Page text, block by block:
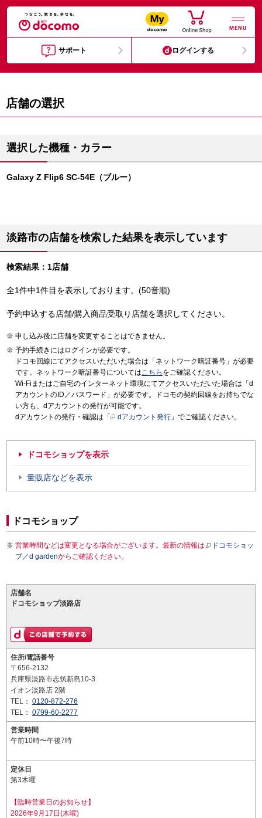
MENU
サポート ログインする
店舗の選択
選択した機種・カラー
Galaxy Z Flip6 SC-54E（ブルー）
淡路市の店舗を検索した結果を表示しています
検索結果：1店舗
全1件中1件目を表示しております。(50音順)
予約申込する店舗/購入商品受取り店舗を選択してください。
申し込み後に店舗を変更することはできません。
予約手続きにはログインが必要です。
ドコモ回線にてアクセスいただいた場合は「ネットワーク暗証番号」が必要
です。ネットワーク暗証番号についてはこちら をご確認ください。
Wi-Fiまたはご自宅のインターネット環境にてアクセスいただいた場合は「d
アカウントのID／パスワード」が必要です。ドコモの契約回線をお持ちでな
い方も、dアカウントの発行が可能です。
dアカウントの発行・確認は「
dアカウント発行 」でご確認ください。
ドコモショップを表示
量販店などを表示
ドコモショップ
営業時間などは変更となる場合がございます。最新の情報は
ドコモショッ
プ／d gardenからご確認ください。
店舗名
ドコモショップ淡路店
住所/電話番号
〒656-2132
兵庫県淡路市志筑新島10-3
イオン淡路店 2階
TEL： 0120-872-276
TEL： 0799-60-2277
営業時間
午前10時〜午後7時
定休日
第3木曜
【臨時営業日のお知らせ】
2026年9月17日(木曜)